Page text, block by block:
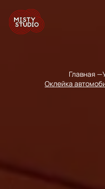
Главная
Оклейка